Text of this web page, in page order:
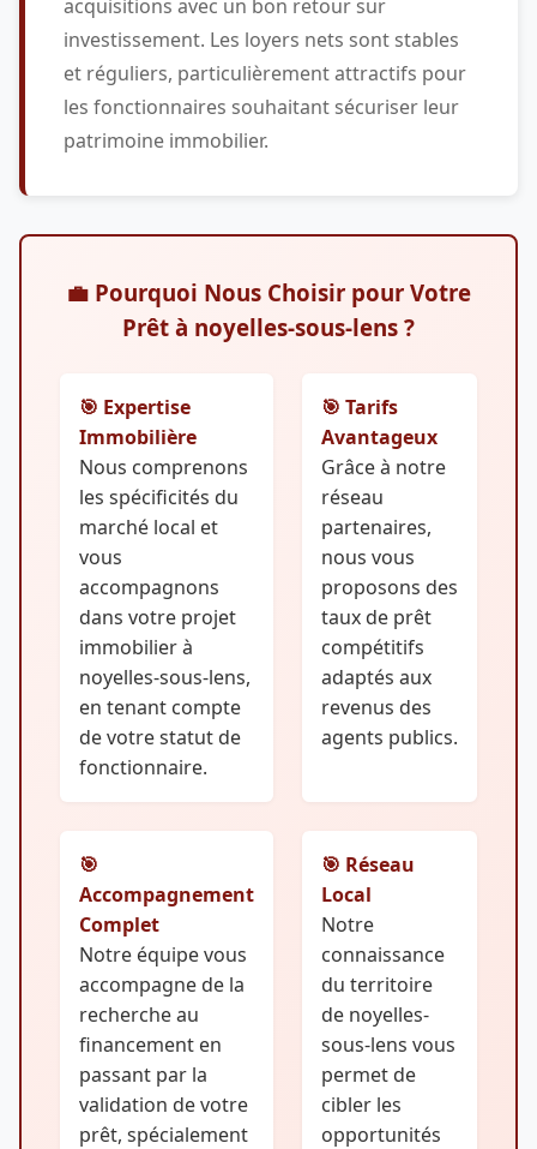
acquisitions avec un bon retour sur
investissement. Les loyers nets sont stables
et réguliers, particulièrement attractifs pour
les fonctionnaires souhaitant sécuriser leur
patrimoine immobilier.
💼 Pourquoi Nous Choisir pour Votre
Prêt à noyelles-sous-lens ?
🎯 Expertise
Immobilière
Nous comprenons
les spécificités du
marché local et
vous
accompagnons
dans votre projet
immobilier à
noyelles-sous-lens,
en tenant compte
de votre statut de
fonctionnaire.
🎯 Tarifs
Avantageux
Grâce à notre
réseau
partenaires,
nous vous
proposons des
taux de prêt
compétitifs
adaptés aux
revenus des
agents publics.
🎯
Accompagnement
Complet
Notre équipe vous
accompagne de la
recherche au
financement en
passant par la
validation de votre
prêt, spécialement
🎯 Réseau
Local
Notre
connaissance
du territoire
de noyelles-
sous-lens vous
permet de
cibler les
opportunités